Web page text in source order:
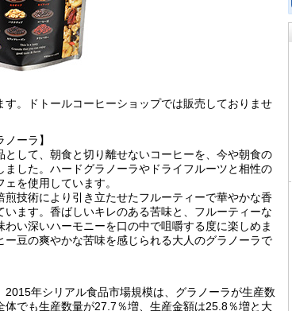
。ドトールコーヒーショップでは販売しておりませ
ーラ】
として、朝食と切り離せないコーヒーを、今や朝食の
した。ハードグラノーラやドライフルーツと相性の
を使用しています。
技術により引き立たせたフルーティーで華やかな香
ます。香ばしいキレのある苦味と、フルーティーな
い深いハーモニーを口の中で咀嚼する度に楽しめま
豆の爽やかな苦味を感じられる大人のグラノーラで
年シリアル食品市場規模は、グラノーラが生産数
でも生産数量が27.7％増、生産金額は25.8％増と大